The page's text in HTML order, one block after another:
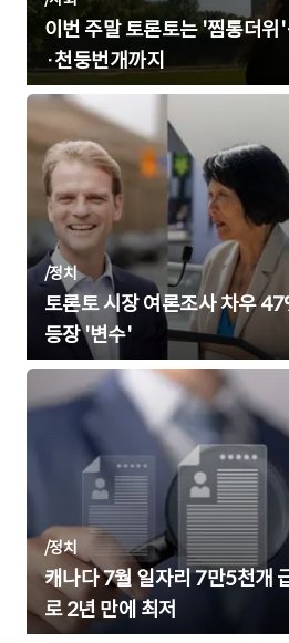
이번 주말 토론토는 '찜통더
·천둥번개까지
/정치
토론토 시장 여론조사 차우
등장 '변수'
/정치
캐나다 7월 일자리 7만5천개
로 2년 만에 최저